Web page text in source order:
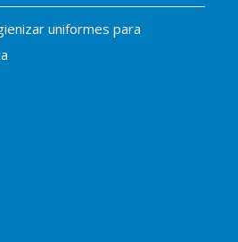
uniformes para